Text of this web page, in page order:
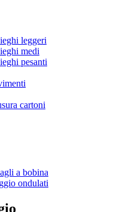
leggeri
medi
pesanti
cartoni
a bobina
ondulati